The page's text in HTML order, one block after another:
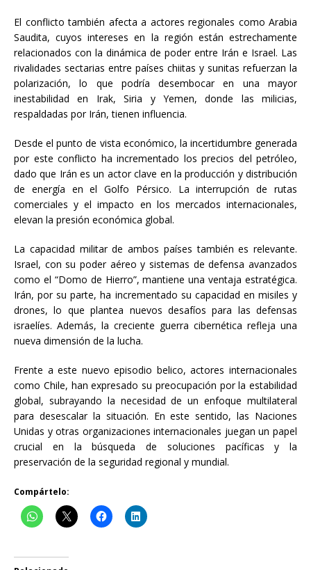
El conflicto también afecta a actores regionales como Arabia
Saudita, cuyos intereses en la región están estrechamente
relacionados con la dinámica de poder entre Irán e Israel. Las
rivalidades sectarias entre países chiitas y sunitas refuerzan la
polarización, lo que podría desembocar en una mayor
inestabilidad en Irak, Siria y Yemen, donde las milicias,
respaldadas por Irán, tienen influencia.
Desde el punto de vista económico, la incertidumbre generada
por este conflicto ha incrementado los precios del petróleo,
dado que Irán es un actor clave en la producción y distribución
de energía en el Golfo Pérsico. La interrupción de rutas
comerciales y el impacto en los mercados internacionales,
elevan la presión económica global.
La capacidad militar de ambos países también es relevante.
Israel, con su poder aéreo y sistemas de defensa avanzados
como el “Domo de Hierro”, mantiene una ventaja estratégica.
Irán, por su parte, ha incrementado su capacidad en misiles y
drones, lo que plantea nuevos desafíos para las defensas
israelíes. Además, la creciente guerra cibernética refleja una
nueva dimensión de la lucha.
Frente a este nuevo episodio belico, actores internacionales
como Chile, han expresado su preocupación por la estabilidad
global, subrayando la necesidad de un enfoque multilateral
para desescalar la situación. En este sentido, las Naciones
Unidas y otras organizaciones internacionales juegan un papel
crucial en la búsqueda de soluciones pacíficas y la
preservación de la seguridad regional y mundial.
Compártelo: